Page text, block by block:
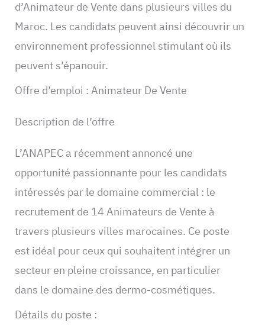
d’Animateur de Vente dans plusieurs villes du
Maroc. Les candidats peuvent ainsi découvrir un
environnement professionnel stimulant où ils
peuvent s’épanouir.
Offre d’emploi : Animateur De Vente
Description de l’offre
L’ANAPEC a récemment annoncé une
opportunité passionnante pour les candidats
intéressés par le domaine commercial : le
recrutement de 14 Animateurs de Vente à
travers plusieurs villes marocaines. Ce poste
est idéal pour ceux qui souhaitent intégrer un
secteur en pleine croissance, en particulier
dans le domaine des dermo-cosmétiques.
Détails du poste :